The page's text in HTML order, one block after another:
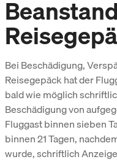
Bei Beschädigung,
Reisegepäck hat der
bald wie möglich
Beschädigung von
Fluggast binnen sieben
binnen 21 Tagen,
wurde, schriftlich